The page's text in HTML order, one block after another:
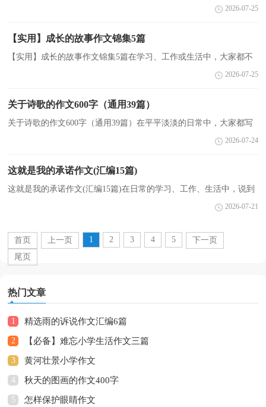
再熟悉不过了吧，根据写作命题的特点，作文可以分为命题作文和非
2026-07-25
【实用】成长的故事作文锦集5篇
【实用】成长的故事作文锦集5篇在学习、工作或生活中，大家都不
可避免地要接触到作文吧，借助作文可以宣泄心中的情感，调节自己
2026-07-25
关于诗歌的作文600字（通用39篇）
关于诗歌的作文600字（通用39篇）在平平淡淡的日常中，大家都写
过作文，肯定对各类作文都很熟悉吧，根据写作命题的特点，作文可
2026-07-24
这就是我的承诺作文(汇编15篇)
这就是我的承诺作文(汇编15篇)在日常的学习、工作、生活中，说到
作文，大家肯定都不陌生吧，作文根据写作时限的不同可以分为限时
2026-07-21
首页 上一页 1 2 3 4 5
下一页
尾页
热门文章
1 精选雨的诉说作文汇编6篇
2 【必备】难忘小学生活作文三篇
3 黄河壮景小学作文
4 秋天的图画的作文400字
5 怎样保护眼睛作文